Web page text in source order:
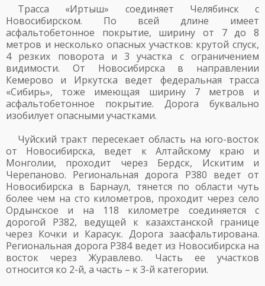
Трасса «Иртыш» соединяет Челябинск с
Новосибирском. По всей длине имеет
асфальтобетонное покрытие, ширину от 7 до 8
метров и несколько опасных участков: крутой спуск,
4 резких поворота и 3 участка с ограничением
видимости. От Новосибирска в направлении
Кемерово и Иркутска ведет федеральная трасса
«Сибирь», тоже имеющая ширину 7 метров и
асфальтобетонное покрытие. Дорога буквально
изобилует опасными участками.
Чуйский тракт пересекает область на юго-восток
от Новосибирска, ведет к Алтайскому краю и
Монголии, проходит через Бердск, Искитим и
Черепаново. Региональная дорога Р380 ведет от
Новосибирска в Барнаул, тянется по области чуть
более чем на сто километров, проходит через село
Ордынское и на 118 километре соединяется с
дорогой Р382, ведущей к казахстанской границе
через Кочки и Карасук. Дорога заасфальтирована.
Региональная дорога Р384 ведет из Новосибирска на
восток через Журавлево. Часть ее участков
относится ко 2-й, а часть – к 3-й категории.